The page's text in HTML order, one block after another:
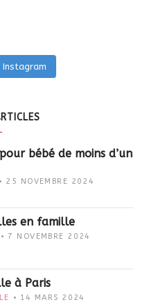
Instagram
bébé de moins d’un
25 NOVEMBRE 2024
en famille
7 NOVEMBRE 2024
à Paris
14 MARS 2024